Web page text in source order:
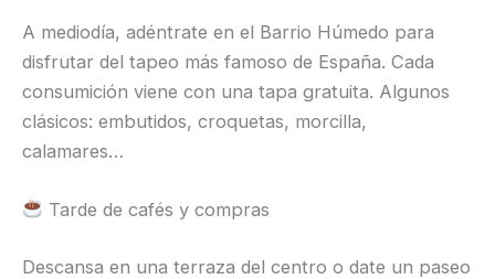
A mediodía, adéntrate en el Barrio Húmedo para
disfrutar del tapeo más famoso de España. Cada
consumición viene con una tapa gratuita. Algunos
clásicos: embutidos, croquetas, morcilla,
calamares…
Tarde de cafés y compras
Descansa en una terraza del centro o date un paseo